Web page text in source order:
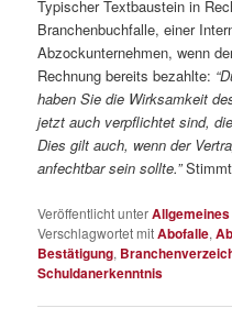
Typischer Textbaustein in
Branchenbuchfalle, einer
Abzockunternehmen, wenn
Rechnung bereits bezahlte:
haben Sie die Wirksamkeit
jetzt auch verpflichtet sind,
Dies gilt auch, wenn der
anfechtbar sein sollte.”
Veröffentlicht unter
Verschlagwortet mitAbofalle,
Bestätigung,
Schuldanerkenntnis